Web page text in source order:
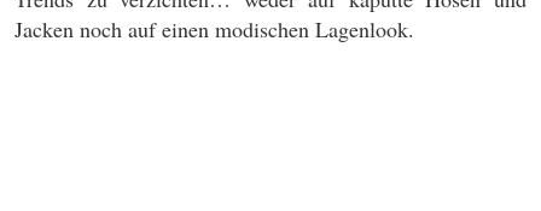
Jacken noch auf einen modischen Lagenlook.